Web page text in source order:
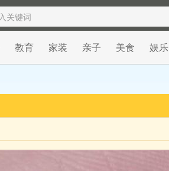
教育 家装 亲子 美食 娱乐